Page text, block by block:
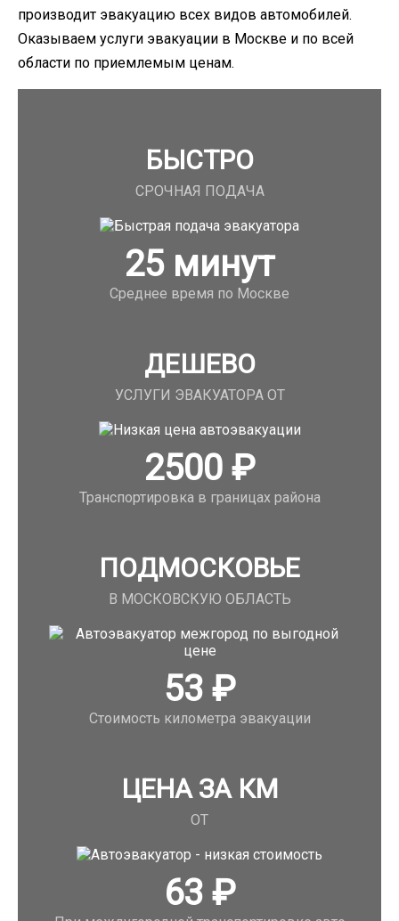
производит эвакуацию всех видов автомобилей.
Оказываем услуги эвакуации в Москве и по всей
области по приемлемым ценам.
БЫСТРО
СРОЧНАЯ ПОДАЧА
25минут
Среднее время по Москве
ДЕШЕВО
УСЛУГИ ЭВАКУАТОРА ОТ
2500₽
Транспортировка в границах района
ПОДМОСКОВЬЕ
В МОСКОВСКУЮ ОБЛАСТЬ
53₽
Стоимость километра эвакуации
ЦЕНА ЗА КМ
ОТ
63₽